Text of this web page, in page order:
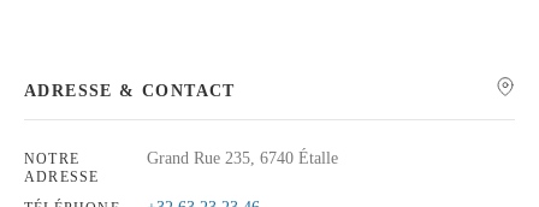
Rechercher
ADRESSE & CONTACT
NOTRE
ADRESSE
Grand Rue 235, 6740 Étalle